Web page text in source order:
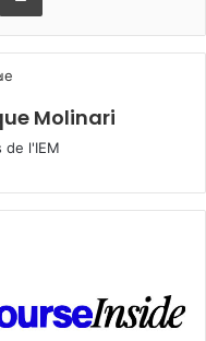
Molinari
de l'IEM